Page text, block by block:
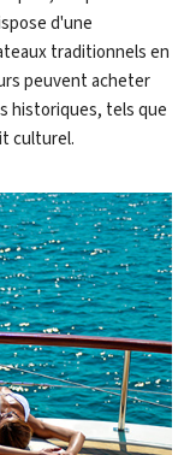
d'une
traditionnels en
peuvent acheter
historiques, tels que
culturel.